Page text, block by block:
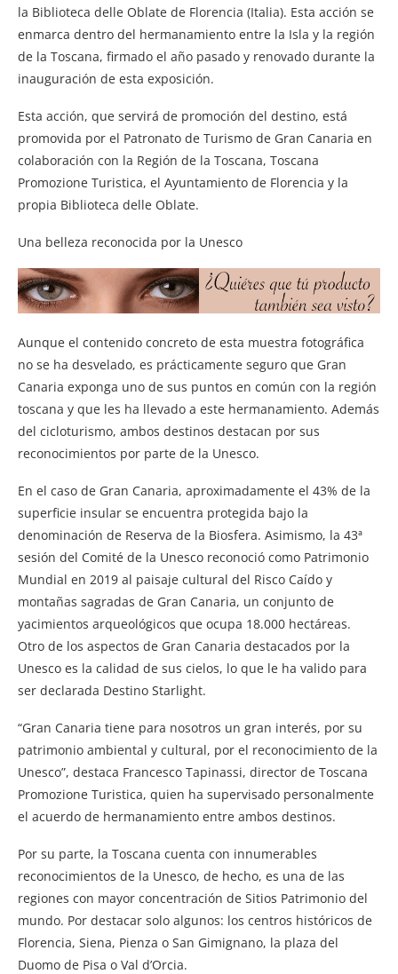
la Biblioteca delle Oblate de Florencia (Italia). Esta acción se
enmarca dentro del hermanamiento entre la Isla y la región
de la Toscana, firmado el año pasado y renovado durante la
inauguración de esta exposición.
Esta acción, que servirá de promoción del destino, está
promovida por el Patronato de Turismo de Gran Canaria en
colaboración con la Región de la Toscana, Toscana
Promozione Turistica, el Ayuntamiento de Florencia y la
propia Biblioteca delle Oblate.
Una belleza reconocida por la Unesco
Aunque el contenido concreto de esta muestra fotográfica
no se ha desvelado, es prácticamente seguro que Gran
Canaria exponga uno de sus puntos en común con la región
toscana y que les ha llevado a este hermanamiento. Además
del cicloturismo, ambos destinos destacan por sus
reconocimientos por parte de la Unesco.
En el caso de Gran Canaria, aproximadamente el 43% de la
superficie insular se encuentra protegida bajo la
denominación de Reserva de la Biosfera. Asimismo, la 43ª
sesión del Comité de la Unesco reconoció como Patrimonio
Mundial en 2019 al paisaje cultural del Risco Caído y
montañas sagradas de Gran Canaria, un conjunto de
yacimientos arqueológicos que ocupa 18.000 hectáreas.
Otro de los aspectos de Gran Canaria destacados por la
Unesco es la calidad de sus cielos, lo que le ha valido para
ser declarada Destino Starlight.
“Gran Canaria tiene para nosotros un gran interés, por su
patrimonio ambiental y cultural, por el reconocimiento de la
Unesco”, destaca Francesco Tapinassi, director de Toscana
Promozione Turistica, quien ha supervisado personalmente
el acuerdo de hermanamiento entre ambos destinos.
Por su parte, la Toscana cuenta con innumerables
reconocimientos de la Unesco, de hecho, es una de las
regiones con mayor concentración de Sitios Patrimonio del
mundo. Por destacar solo algunos: los centros históricos de
Florencia, Siena, Pienza o San Gimignano, la plaza del
Duomo de Pisa o Val d’Orcia.